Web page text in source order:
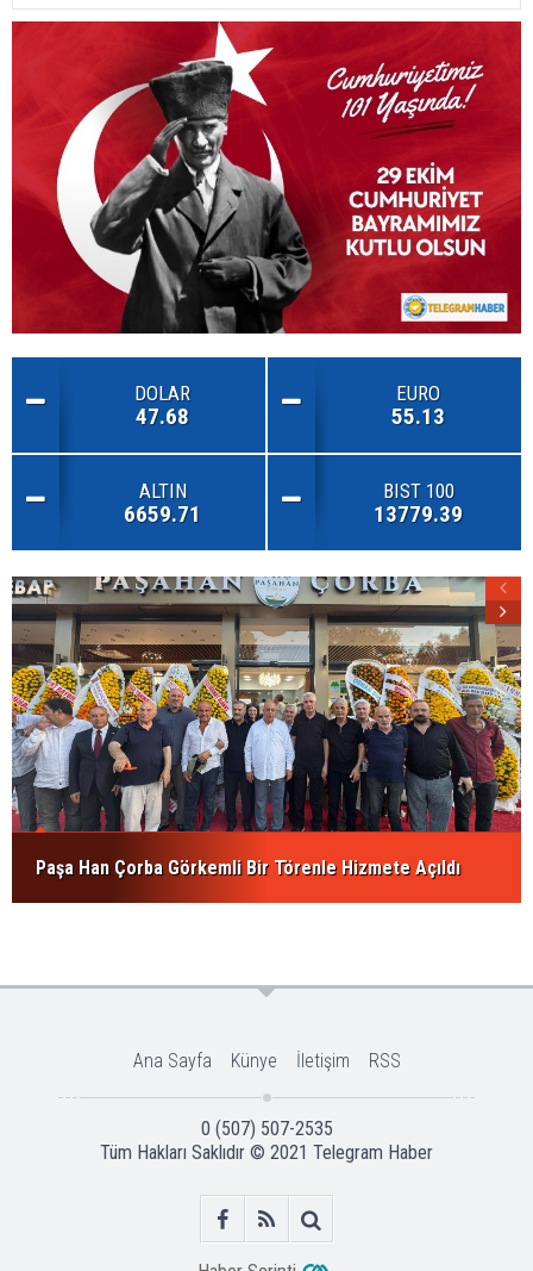
DOLAR
47.68
EURO
55.13
ALTIN
6659.71
BIST 100
13779.39
Paşa Han Çorba Görkemli Bir Törenle Hizmete Açıldı
Ana Sayfa Künye İletişim RSS
0 (507) 507-2535
Tüm Hakları Saklıdır © 2021 Telegram Haber